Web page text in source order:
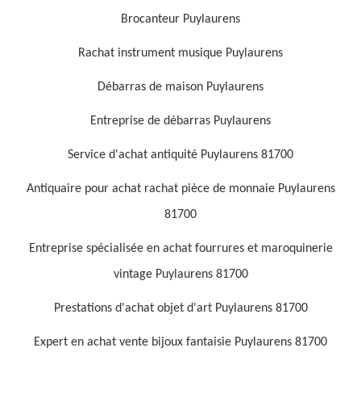
Brocanteur Puylaurens
Rachat instrument musique Puylaurens
Débarras de maison Puylaurens
Entreprise de débarras Puylaurens
Service d'achat antiquité Puylaurens 81700
Antiquaire pour achat rachat pièce de monnaie Puylaurens
81700
Entreprise spécialisée en achat fourrures et maroquinerie
vintage Puylaurens 81700
Prestations d'achat objet d'art Puylaurens 81700
Expert en achat vente bijoux fantaisie Puylaurens 81700